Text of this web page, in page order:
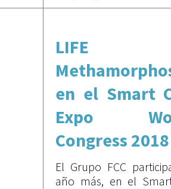
LIFE
en el Smart
Expo
Congress 2018
El Grupo FCC
año más, en el